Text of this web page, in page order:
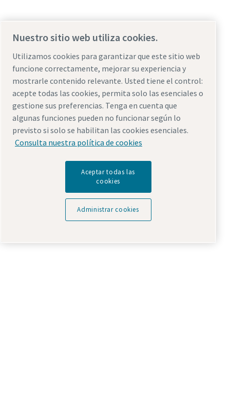
Nuestro sitio web utiliza cookies.
Utilizamos cookies para garantizar que este sitio web
funcione correctamente, mejorar su experiencia y
mostrarle contenido relevante. Usted tiene el control:
acepte todas las cookies, permita solo las esenciales o
gestione sus preferencias. Tenga en cuenta que
algunas funciones pueden no funcionar según lo
previsto si solo se habilitan las cookies esenciales.
Consulta nuestra política de cookies
Aceptar todas las
cookies
Administrar cookies